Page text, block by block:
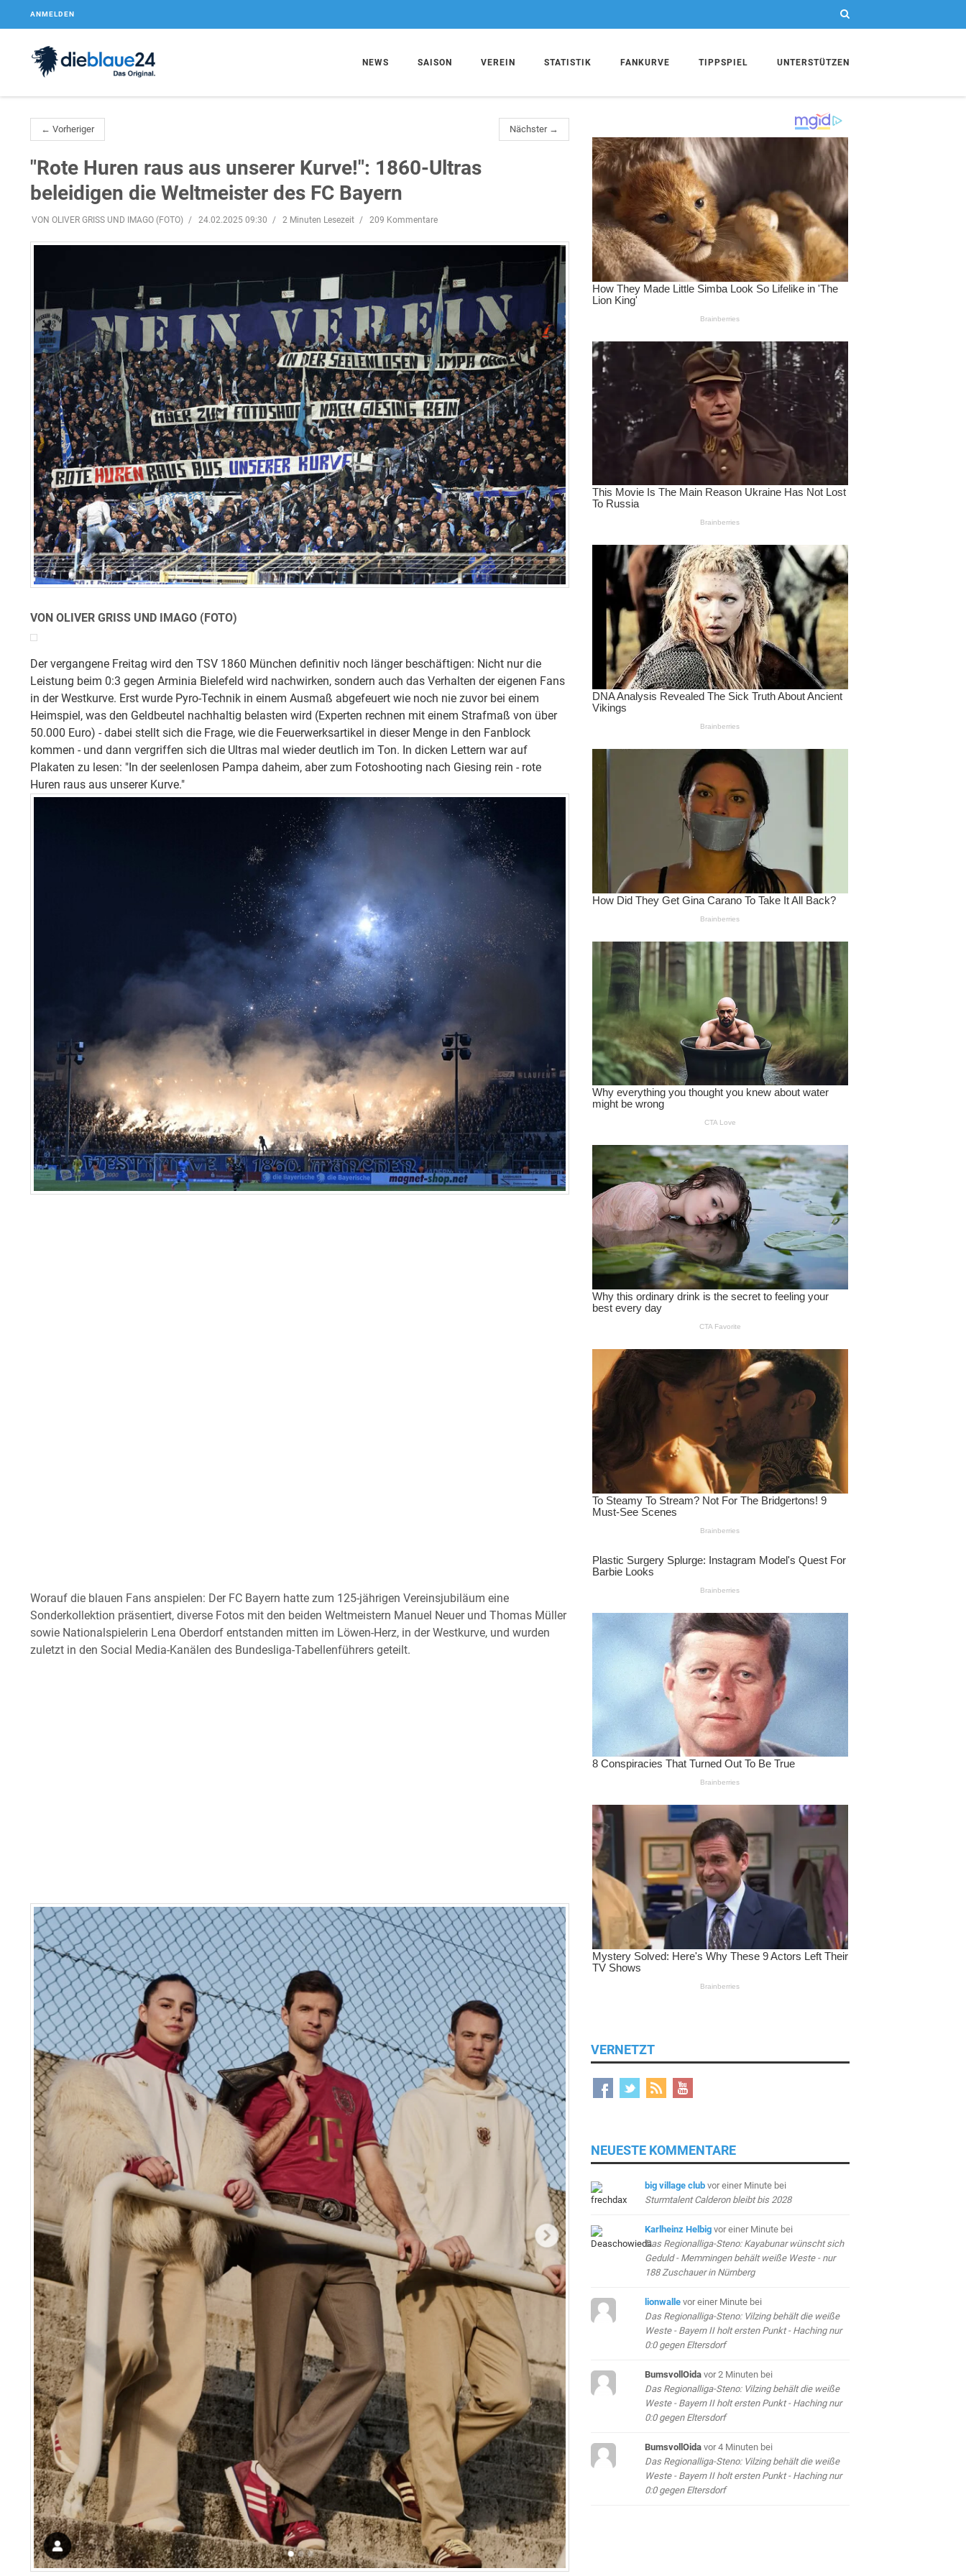
ANMELDEN
NEWS SAISON VEREIN STATISTIK FANKURVE TIPPSPIEL UNTERSTÜTZEN
← Vorheriger Nächster →
"Rote Huren raus aus unserer Kurve!": 1860-Ultras
beleidigen die Weltmeister des FC Bayern
VON OLIVER GRISS UND IMAGO (FOTO) 24.02.2025 09:30 2 Minuten Lesezeit 209 Kommentare
VON OLIVER GRISS UND IMAGO (FOTO)
Der vergangene Freitag wird den TSV 1860 München definitiv noch länger beschäftigen: Nicht nur die
Leistung beim 0:3 gegen Arminia Bielefeld wird nachwirken, sondern auch das Verhalten der eigenen Fans
in der Westkurve. Erst wurde Pyro-Technik in einem Ausmaß abgefeuert wie noch nie zuvor bei einem
Heimspiel, was den Geldbeutel nachhaltig belasten wird (Experten rechnen mit einem Strafmaß von über
50.000 Euro) - dabei stellt sich die Frage, wie die Feuerwerksartikel in dieser Menge in den Fanblock
kommen - und dann vergriffen sich die Ultras mal wieder deutlich im Ton. In dicken Lettern war auf
Plakaten zu lesen: "In der seelenlosen Pampa daheim, aber zum Fotoshooting nach Giesing rein - rote
Huren raus aus unserer Kurve."
Worauf die blauen Fans anspielen: Der FC Bayern hatte zum 125-jährigen Vereinsjubiläum eine
Sonderkollektion präsentiert, diverse Fotos mit den beiden Weltmeistern Manuel Neuer und Thomas Müller
sowie Nationalspielerin Lena Oberdorf entstanden mitten im Löwen-Herz, in der Westkurve, und wurden
zuletzt in den Social Media-Kanälen des Bundesliga-Tabellenführers geteilt.
VERNETZT
NEUESTE KOMMENTARE
big village club vor einer Minutebei
Sturmtalent Calderon bleibt bis 2028
Karlheinz Helbig vor einer Minutebei
Das Regionalliga-Steno: Kayabunar wünscht sich
Geduld - Memmingen behält weiße Weste - nur
188 Zuschauer in Nürnberg
lionwalle vor einer Minutebei
Das Regionalliga-Steno: Vilzing behält die weiße
Weste - Bayern II holt ersten Punkt - Haching nur
0:0 gegen Eltersdorf
BumsvollOida vor 2 Minuten bei
Das Regionalliga-Steno: Vilzing behält die weiße
Weste - Bayern II holt ersten Punkt - Haching nur
0:0 gegen Eltersdorf
BumsvollOida vor 4 Minuten bei
Das Regionalliga-Steno: Vilzing behält die weiße
Weste - Bayern II holt ersten Punkt - Haching nur
0:0 gegen Eltersdorf